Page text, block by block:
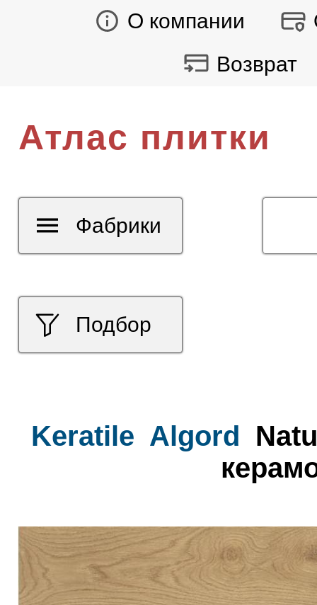
О компании
Возврат
Атлас плитки
Подбор
Фабрики
Keratile Algord